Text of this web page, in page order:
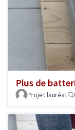
Plus de
Projet lauréat